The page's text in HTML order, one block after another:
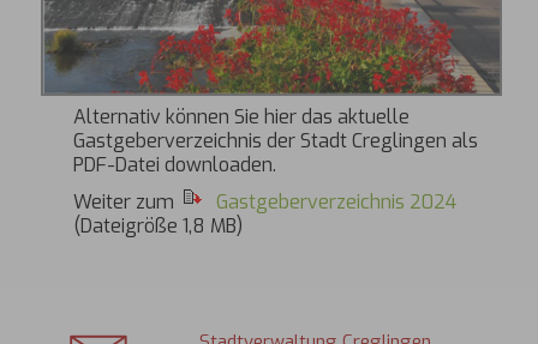
Alternativ können Sie hier das aktuelle
Gastgeberverzeichnis der Stadt Creglingen als
PDF-Datei downloaden.
Weiter zum
Gastgeberverzeichnis 2024
(Dateigröße 1,8 MB)